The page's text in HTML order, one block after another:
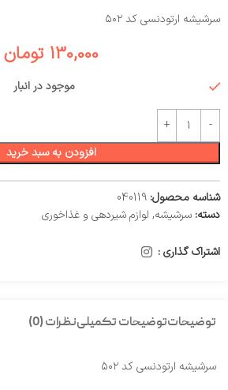
سرشیشه ارتودنسی کد ۵۰۲
130,000 تومان
موجود در انبار
افزودن به سبد خرید
شناسه محصول: 040119
دسته: سرشیشه, لوازم شیر‌دهی و غذاخوری
اشتراک گذاری :
توضیحاتتوضیحات تکمیلینظرات (0)
سرشیشه ارتودنسی کد ۵۰۲